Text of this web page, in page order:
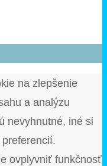
na zlepšenie
a analýzu
nevyhnutné, iné si
ovplyvniť funkčnosť